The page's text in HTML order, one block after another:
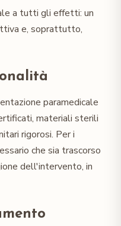
a tutti gli effetti: un
e, soprattutto,
paramedicale
materiali sterili
rigorosi. Per i
che sia trascorso
dell'intervento, in